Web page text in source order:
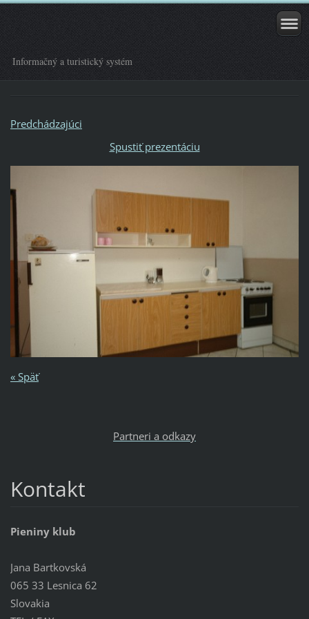
Informačný a turistický systém
Predchádzajúci
Spustiť prezentáciu
« Späť
Partneri a odkazy
Kontakt
Pieniny klub
Jana Bartkovská
065 33 Lesnica 62
Slovakia